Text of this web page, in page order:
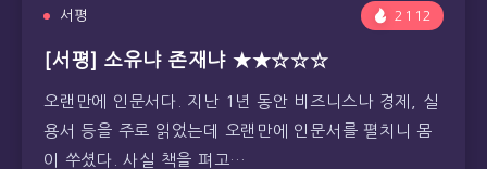
서평 2112
[서평] 소유냐 존재냐 ★★☆☆☆
오랜만에 인문서다. 지난 1년 동안 비즈니스나 경제, 실
용서 등을 주로 읽었는데 오랜만에 인문서를 펼치니 몸
이 쑤셨다. 사실 책을 펴고…